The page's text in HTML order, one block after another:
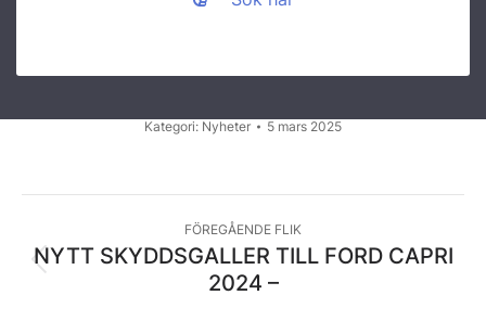
Kategori: Nyheter 5 mars 2025
FÖREGÅENDE FLIK
Föregående
flik
NYTT SKYDDSGALLER TILL FORD CAPRI
2024 –